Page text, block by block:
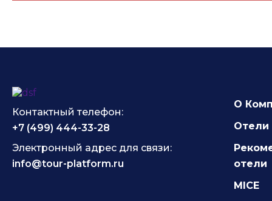
Контактный телефон:
+7 (499) 444-33-28
Электронный адрес для связи:
info@tour-platform.ru
О
Отели
отели
MICE